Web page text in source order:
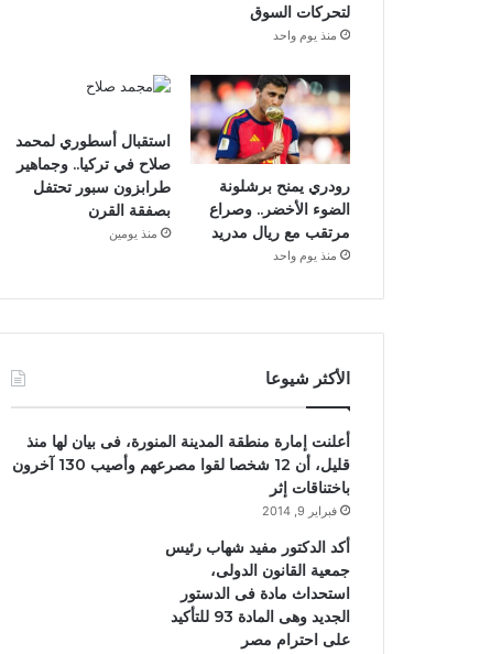
لتحركات السوق
منذ يوم واحد
رودري يمنح برشلونة
الضوء الأخضر.. وصراع
مرتقب مع ريال مدريد
منذ يوم واحد
استقبال أسطوري لمحمد
صلاح في تركيا.. وجماهير
طرابزون سبور تحتفل
بصفقة القرن
منذ يومين
الأكثر شيوعا
أعلنت إمارة منطقة المدينة المنورة، فى بيان لها منذ
قليل، أن 12 شخصا لقوا مصرعهم وأصيب 130 آخرون
باختناقات إثر
فبراير 9, 2014
أكد الدكتور مفيد شهاب رئيس
جمعية القانون الدولى،
استحداث مادة فى الدستور
الجديد وهى المادة 93 للتأكيد
على احترام مصر